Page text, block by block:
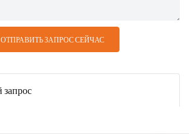
запрос
ОТПРАВИТЬ ЗАПРОС СЕЙЧАС